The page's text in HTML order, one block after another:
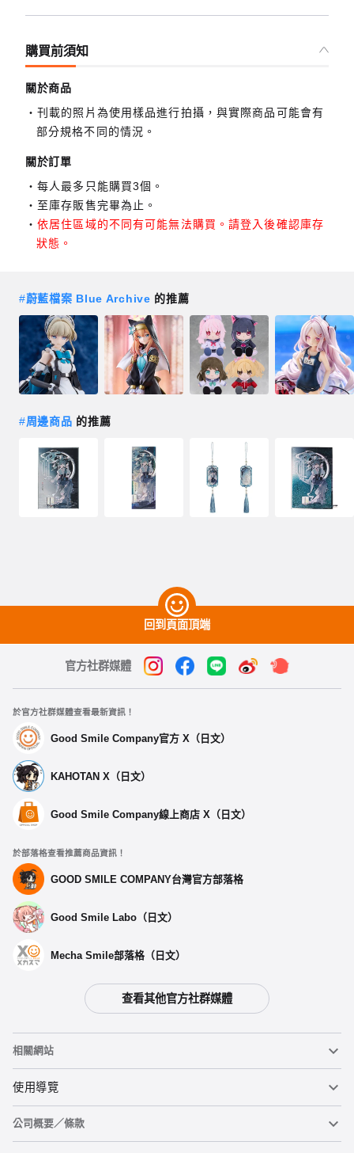
蔚藍檔案 Holiday Saunter系列 75mm徽章 杏山千紗
2026年02月發售・每人限購3個
蔚藍檔案 Holiday Saunter系列 75mm徽章 早瀨優香
2026年02月發售・每人限購3個
蔚藍檔案 Holiday Saunter系列 75mm徽章 空崎陽奈
預購期間：2025年09月16日~至 (JST)2025年10月08日
購買前須知
關於商品
刊載的照片為使用樣品進行拍攝，與實際商品可能會有
部分規格不同的情況。
關於訂單
每人最多只能購買3個。
至庫存販售完畢為止。
依居住區域的不同有可能無法購買。請登入後確認庫存
狀態。
#蔚藍檔案 Blue Archive 的推薦
#周邊商品 的推薦
回到頁面頂端
官方社群媒體
於官方社群媒體查看最新資訊！
Good Smile Company官方 X（日文）
KAHOTAN X（日文）
Good Smile Company線上商店 X（日文）
於部落格查看推薦商品資訊！
GOOD SMILE COMPANY台灣官方部落格
Good Smile Labo（日文）
Mecha Smile部落格（日文）
查看其他官方社群媒體
相關網站
黏土人
黏土人臉部製造機（英文）
使用導覽
重要公告
公司概要／條款